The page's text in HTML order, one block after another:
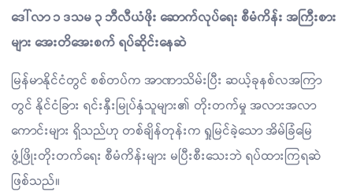
ဒေါ်လာ ၁ ဒသမ ၃ ဘီလီယံဖိုး ဆောက်လုပ်ရေး စီမံကိန်း အကြီးစား
များ အေးတိအေးစက် ရပ်ဆိုင်းနေဆဲ
မြန်မာနိုင်ငံတွင် စစ်တပ်က အာဏာသိမ်းပြီး ဆယ့်ခုနစ်လအကြာ
တွင် နိုင်ငံခြား ရင်းနှီးမြုပ်နှံသူများ၏ တိုးတက်မှု အလားအလာ
ကောင်းများ ရှိသည်ဟု တစ်ချိန်တုန်းက ရှုမြင်ခဲ့သော အိမ်ခြံမြေ
ဖွံ့ဖြိုးတိုးတက်ရေး စီမံကိန်းများ မပြီးစီးသေးဘဲ ရပ်ထားကြရဆဲ
ဖြစ်သည်။